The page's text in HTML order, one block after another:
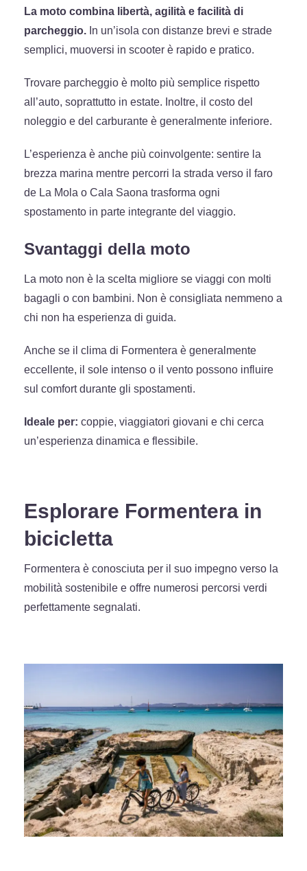
La moto combina libertà, agilità e facilità di
parcheggio. In un’isola con distanze brevi e strade
semplici, muoversi in scooter è rapido e pratico.
Trovare parcheggio è molto più semplice rispetto
all’auto, soprattutto in estate. Inoltre, il costo del
noleggio e del carburante è generalmente inferiore.
L’esperienza è anche più coinvolgente: sentire la
brezza marina mentre percorri la strada verso il faro
de La Mola o Cala Saona trasforma ogni
spostamento in parte integrante del viaggio.
Svantaggi della moto
La moto non è la scelta migliore se viaggi con molti
bagagli o con bambini. Non è consigliata nemmeno a
chi non ha esperienza di guida.
Anche se il clima di Formentera è generalmente
eccellente, il sole intenso o il vento possono influire
sul comfort durante gli spostamenti.
Ideale per: coppie, viaggiatori giovani e chi cerca
un’esperienza dinamica e flessibile.
Esplorare Formentera in
bicicletta
Formentera è conosciuta per il suo impegno verso la
mobilità sostenibile e offre numerosi percorsi verdi
perfettamente segnalati.